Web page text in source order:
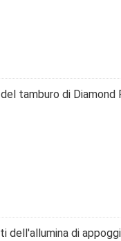
tamburo di
dell'allumina di